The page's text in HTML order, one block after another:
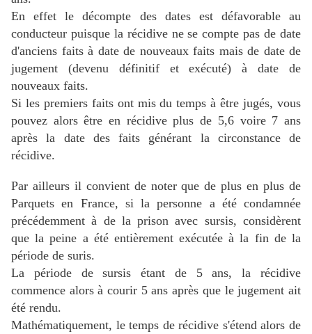
En effet le décompte des dates est défavorable au
conducteur puisque la récidive ne se compte pas de date
d'anciens faits à date de nouveaux faits mais de date de
jugement (devenu définitif et exécuté) à date de
nouveaux faits.
Si les premiers faits ont mis du temps à être jugés, vous
pouvez alors être en récidive plus de 5,6 voire 7 ans
après la date des faits générant la circonstance de
récidive.
Par ailleurs il convient de noter que de plus en plus de
Parquets en France, si la personne a été condamnée
précédemment à de la prison avec sursis, considèrent
que la peine a été entièrement exécutée à la fin de la
période de suris.
La période de sursis étant de 5 ans, la récidive
commence alors à courir 5 ans après que le jugement ait
été rendu.
Mathématiquement, le temps de récidive s'étend alors de